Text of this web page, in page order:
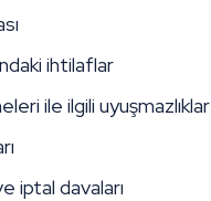
ihtilaflar
ile ilgili uyuşmazlıklar
iptal davaları